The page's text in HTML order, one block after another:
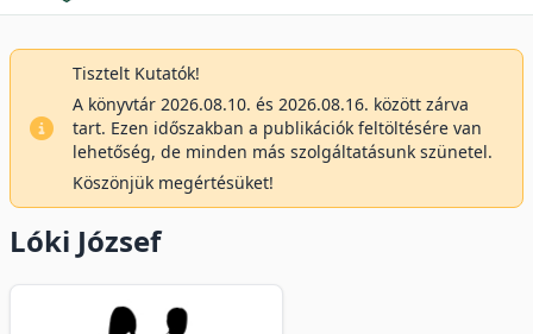
Tisztelt Kutatók!
A könyvtár 2026.08.10. és 2026.08.16. között zárva
tart. Ezen időszakban a publikációk feltöltésére van
lehetőség, de minden más szolgáltatásunk szünetel.
Köszönjük megértésüket!
Lóki József